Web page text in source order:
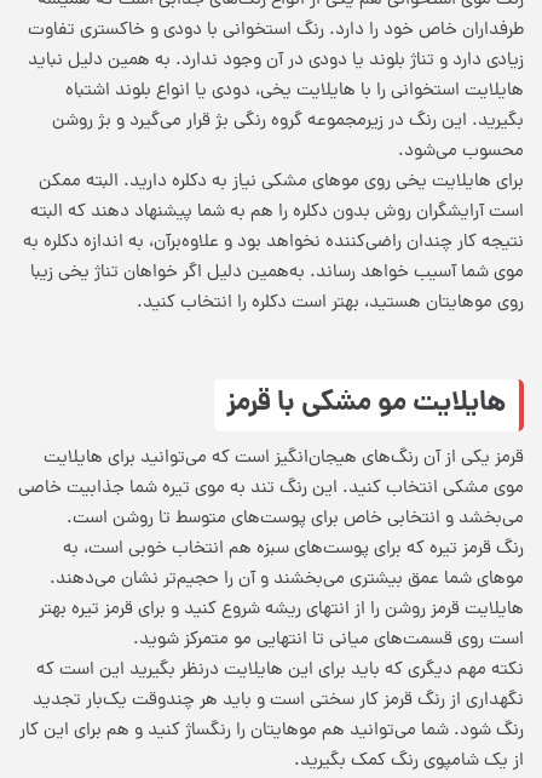
طرفداران خاص خود را دارد. رنگ استخوانی با دودی و خاکستری تفاوت
زیادی دارد و تناژ بلوند یا دودی در آن وجود ندارد. به همین دلیل نباید
هایلایت استخوانی را با هایلایت یخی، دودی یا انواع بلوند اشتباه
بگیرید. این رنگ در زیرمجموعه گروه رنگی بژ قرار می‌گیرد و بژ روشن
محسوب می‌شود.
برای هایلایت یخی روی موهای مشکی نیاز به دکلره دارید. البته ممکن
است آرایشگران روش بدون دکلره را هم به شما پیشنهاد دهند که البته
نتیجه کار چندان راضی‌کننده نخواهد بود و علاوه‌برآن، به اندازه دکلره به
موی شما آسیب خواهد رساند. به‌همین دلیل اگر خواهان تناژ یخی زیبا
روی موهایتان هستید، بهتر است دکلره را انتخاب کنید.
هایلایت مو مشکی با قرمز
قرمز یکی از آن رنگ‌های هیجان‌انگیز است که می‌توانید برای هایلایت
موی مشکی انتخاب کنید. این رنگ تند به موی تیره شما جذابیت خاصی
می‌بخشد و انتخابی خاص برای پوست‌های متوسط تا روشن است.
رنگ قرمز تیره که برای پوست‌های سبزه هم انتخاب خوبی است، به
موهای شما عمق بیشتری می‌بخشند و آن را حجیم‌تر نشان می‌دهند.
هایلایت قرمز روشن را از انتهای ریشه شروع کنید و برای قرمز تیره بهتر
است روی قسمت‌های میانی تا انتهایی مو متمرکز شوید.
نکته مهم دیگری که باید برای این هایلایت درنظر بگیرید این است که
نگهداری از رنگ قرمز کار سختی است و باید هر چندوقت‌ یک‌بار تجدید
رنگ شود. شما می‌توانید هم موهایتان را رنگساژ کنید و هم برای این کار
از یک شامپوی رنگ کمک بگیرید.